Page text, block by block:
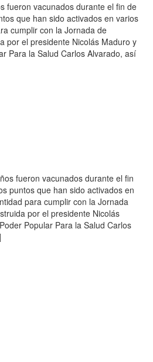
fueron vacunados durante el fin de
que han sido activados en varios
cumplir con la Jornada de
por el presidente Nicolás Maduro y
Para la Salud Carlos Alvarado, así
fueron vacunados durante el fin
puntos que han sido activados en
para cumplir con la Jornada
por el presidente Nicolás
Popular Para la Salud Carlos